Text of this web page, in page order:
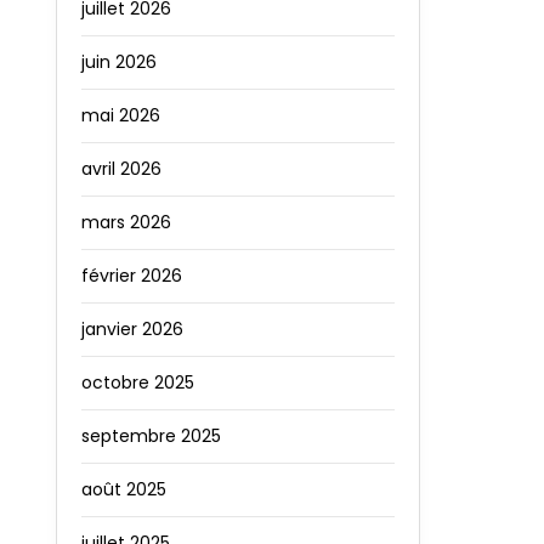
juillet 2026
juin 2026
mai 2026
avril 2026
mars 2026
février 2026
janvier 2026
octobre 2025
septembre 2025
août 2025